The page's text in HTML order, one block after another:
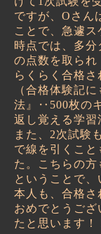
ですが、 O さん
ことで、急遽ス
時点では、多
の点数を取られ
らくらく合格さ
（合格体験記
法 』‥500枚の
返し覚える学習
また、 2次試験
で線を引くこ
た。こちらの方
ということで、
本人も、合格さ
おめでとうご
たと思います！